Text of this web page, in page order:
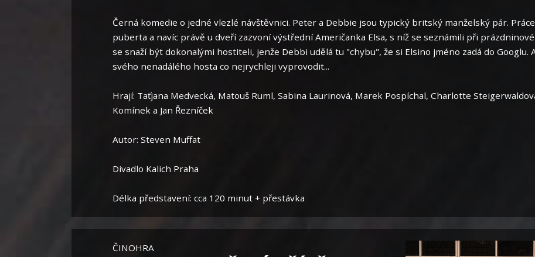
Černá komedie o jedné vlezlé návštěvnici. Peter a Debbie jsou typický britský manželský pár.
puberta a navíc právě u dveří zazvoní výstřední Američanka Elsa, s níž se seznámili při
se snaží být dokonalými hostiteli, jenže Debbi udělá tu "chybu", že si Elsino jméno zadá do Googlu.
svého nenadálého hosta co nejrychleji vyprovodit...
Hrají: Taťjana Medvecká, Matouš Ruml, Sabina Laurinová, Marek Pospíchal, Charlotte
Komínek a Jan Řezníček
Autor: Steven Muffat
Divadlo Kalich Praha
Délka představení: cca 120 minut + přestávka
ČINOHRA